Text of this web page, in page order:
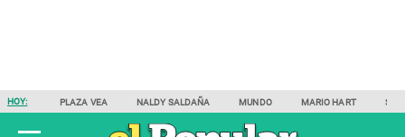
HOY: PLAZA VEA NALDY SALDAÑA MUNDO MARIO HART